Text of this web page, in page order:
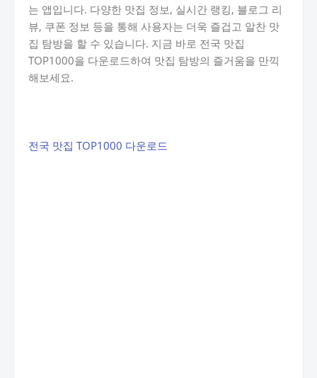
는 앱입니다. 다양한 맛집 정보, 실시간 랭킹, 블로그 리
뷰, 쿠폰 정보 등을 통해 사용자는 더욱 즐겁고 알찬 맛
집 탐방을 할 수 있습니다. 지금 바로 전국 맛집
TOP1000을 다운로드하여 맛집 탐방의 즐거움을 만끽
해보세요.
전국 맛집 TOP1000 다운로드